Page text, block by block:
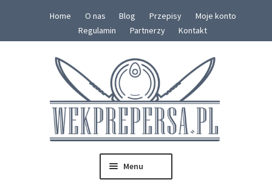
Home O nas Blog Przepisy
Moje konto
Regulamin
Partnerzy Kontakt
Menu